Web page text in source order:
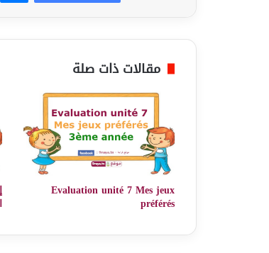
مقالات ذات صلة
Evaluation unité 7 Mes jeux
préférés